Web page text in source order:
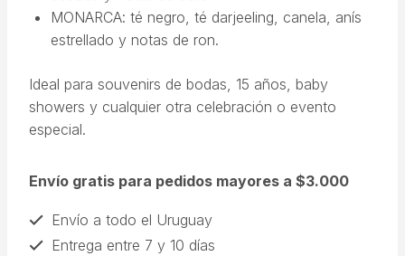
MONARCA: té negro, té darjeeling, canela, anís
estrellado y notas de ron.
Ideal para souvenirs de bodas, 15 años, baby
showers y cualquier otra celebración o evento
especial.
Envío gratis para pedidos mayores a $3.000
Envío a todo el Uruguay
Entrega entre 7 y 10 días